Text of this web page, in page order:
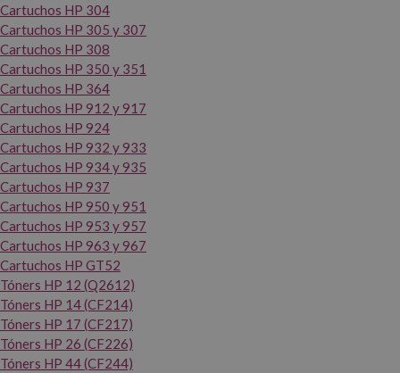
Cartuchos HP 304
Cartuchos HP 305 y 307
Cartuchos HP 308
Cartuchos HP 350 y 351
Cartuchos HP 364
Cartuchos HP 912 y 917
Cartuchos HP 924
Cartuchos HP 932 y 933
Cartuchos HP 934 y 935
Cartuchos HP 937
Cartuchos HP 950 y 951
Cartuchos HP 953 y 957
Cartuchos HP 963 y 967
Cartuchos HP GT52
Tóners HP 12 (Q2612)
Tóners HP 14 (CF214)
Tóners HP 17 (CF217)
Tóners HP 26 (CF226)
Tóners HP 44 (CF244)